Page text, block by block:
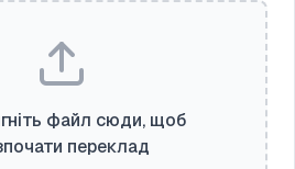
файл сюди, щоб
переклад